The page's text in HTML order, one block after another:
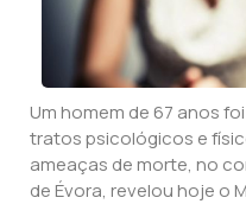
Um homem de 67 anos
tratos psicológicos e
ameaças de morte, no
de Évora, revelou hoje o